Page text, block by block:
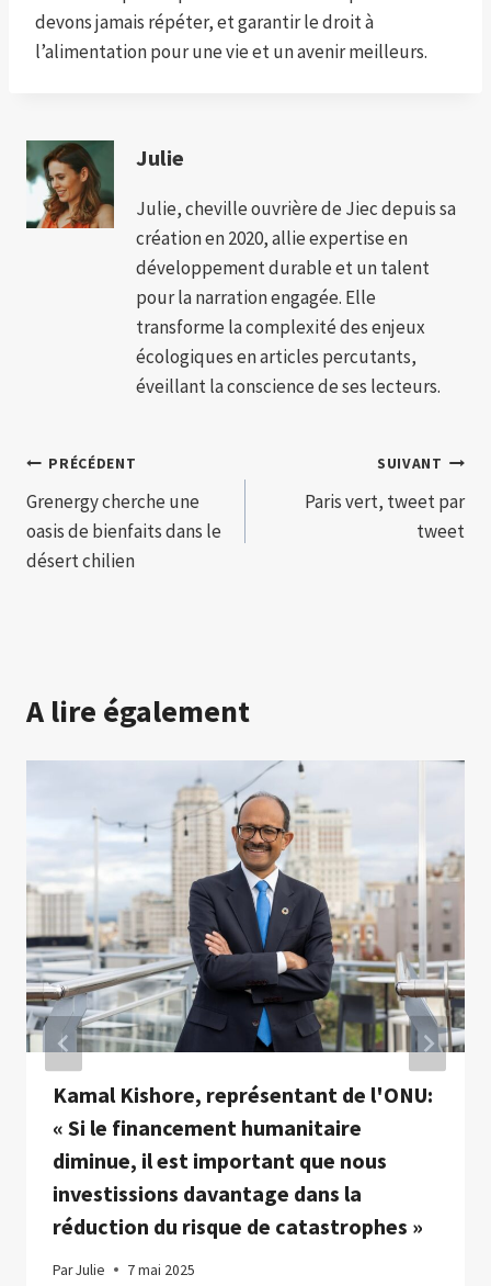
devons jamais répéter, et garantir le droit à
l’alimentation pour une vie et un avenir meilleurs.
Julie
Julie, cheville ouvrière de Jiec depuis sa
création en 2020, allie expertise en
développement durable et un talent
pour la narration engagée. Elle
transforme la complexité des enjeux
écologiques en articles percutants,
éveillant la conscience de ses lecteurs.
Navigation
de
l’article
PRÉCÉDENT
Grenergy cherche une
oasis de bienfaits dans le
désert chilien
SUIVANT
Paris vert, tweet par
tweet
A lire également
Kamal Kishore, représentant de l'ONU:
« Si le financement humanitaire
diminue, il est important que nous
investissions davantage dans la
réduction du risque de catastrophes »
ParJulie 7 mai 2025